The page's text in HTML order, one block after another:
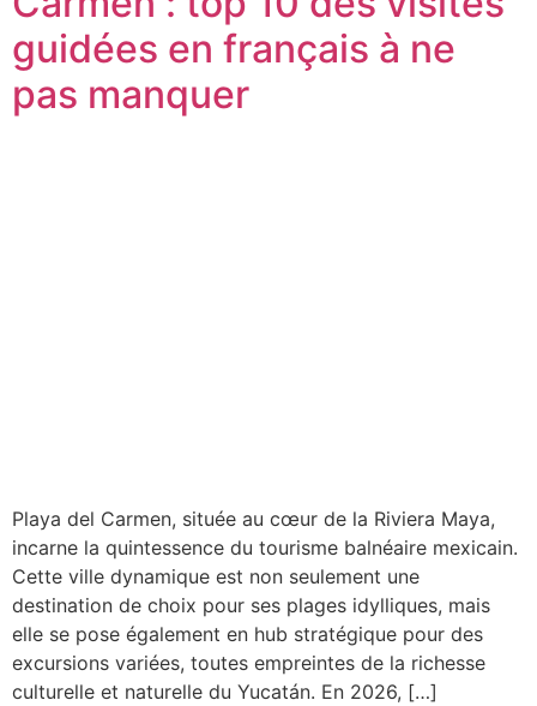
guidées en français à ne
pas manquer
Playa del Carmen, située au cœur de la Riviera Maya,
incarne la quintessence du tourisme balnéaire mexicain.
Cette ville dynamique est non seulement une
destination de choix pour ses plages idylliques, mais
elle se pose également en hub stratégique pour des
excursions variées, toutes empreintes de la richesse
culturelle et naturelle du Yucatán. En 2026, […]